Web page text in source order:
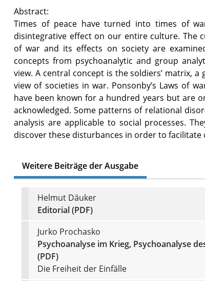
Abstract:
Times of peace have turned into times of
disintegrative effect on our entire culture. The
of war and its effects on society are
concepts from psychoanalytic and group
view. A central concept is the soldiers’ matrix, a
view of societies in war. Ponsonby’s Laws of
have been known for a hundred years but are
acknowledged. Some patterns of relational
analysis are applicable to social processes.
discover these disturbances in order to facilitate
Weitere Beiträge der Ausgabe
Helmut Däuker
Editorial (PDF)
Jurko Prochasko
Psychoanalyse im Krieg, Psychoanalyse
(PDF)
Die Freiheit der Einfälle